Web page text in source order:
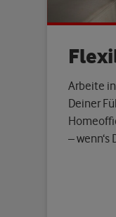
Arbeite
Deiner
–